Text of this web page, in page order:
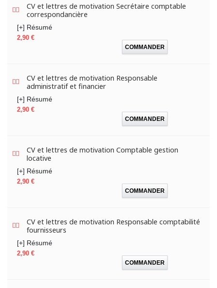
CV et lettres de motivation Secrétaire comptable
correspondancière
[+] Résumé
Prix
2,90 €
COMMANDER
CV et lettres de motivation Responsable
administratif et financier
[+] Résumé
Prix
2,90 €
COMMANDER
CV et lettres de motivation Comptable gestion
locative
[+] Résumé
Prix
2,90 €
COMMANDER
CV et lettres de motivation Responsable comptabilité
fournisseurs
[+] Résumé
Prix
2,90 €
COMMANDER